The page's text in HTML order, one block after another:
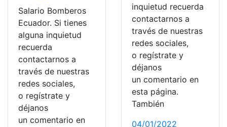
Salario Bomberos
Ecuador. Si tienes
alguna inquietud
recuerda
contactarnos a
través de nuestras
redes sociales,
o regístrate y
déjanos
un comentario en
inquietud recuerda
contactarnos a
través de nuestras
redes sociales,
o regístrate y
déjanos
un comentario en
esta página.
También
04/01/2022